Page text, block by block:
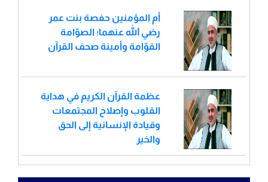
أم المؤمنين حفصة بنت عمر
رضي الله عنهما؛ الصوّامة
القوّامة وأمينة صحف القرآن
عظمة القرآن الكريم في هداية
القلوب وإصلاح المجتمعات
وقيادة الإنسانية إلى الحق
والخير